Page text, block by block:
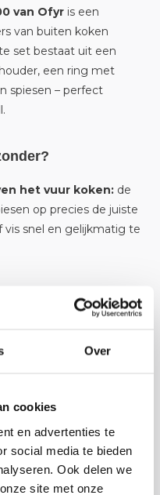
Over
cookies
en advertenties te
social media te bieden
Ook delen we
site met onze
van Ofyr is een
van buiten koken
set bestaat uit een
een ring met
spiesen – perfect
het vuur koken: de
op precies de juiste
snel en gelijkmatig te
draaien voor een
of je
niveau wilt tillen, deze
smaak.